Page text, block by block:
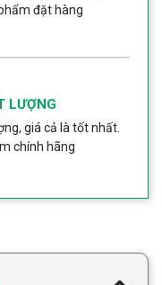
đặt hàng
LƯỢNG
giá cả là tốt nhất.
chính hãng